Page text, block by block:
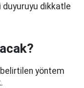
duyuruyu dikkatle
yöntem